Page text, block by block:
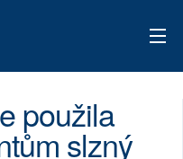
použila
slzný